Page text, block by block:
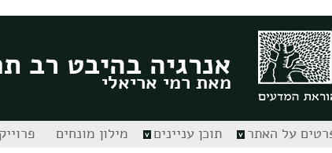
אנרגיה בהיבט רב
מאת רמי אריאלי
על האתר תוכן עניינים מילון מונחים